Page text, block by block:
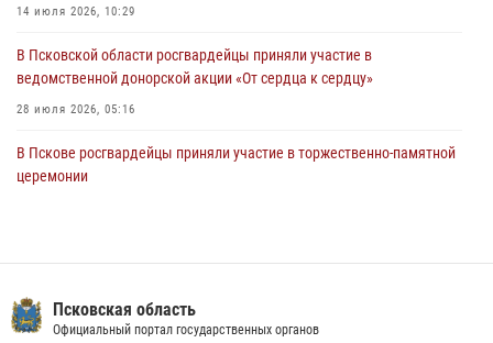
Росгвардейцы одержали победу
14 июля 2026, 10:29
В Псковской области росгвардейцы приняли участие в
ведомственной донорской акции «От сердца к сердцу»
28 июля 2026, 05:16
В Пскове росгвардейцы приняли участие в торжественно-памятной
церемонии
13 июля 2026, 05:29
Псковская область
Официальный портал государственных органов